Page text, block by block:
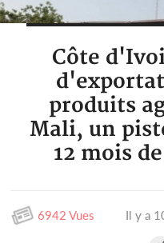
Côte
produits
Mali, un
12 mois
6942 Vues Il y a